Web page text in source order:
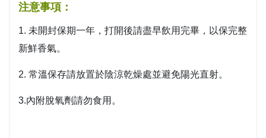
注意事項：
1. 未開封保期一年，打開後請盡早飲用完畢，以保完整
新鮮香氣。
2. 常溫保存請放置於陰涼乾燥處並避免陽光直射。
3.內附脫氧劑請勿食用。